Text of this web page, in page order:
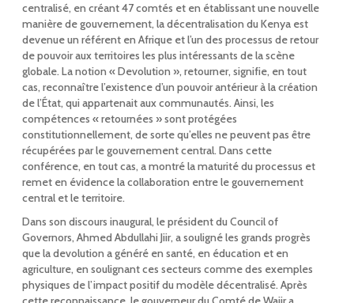
centralisé, en créant 47 comtés et en établissant une nouvelle
manière de gouvernement, la décentralisation du Kenya est
devenue un référent en Afrique et l’un des processus de retour
de pouvoir aux territoires les plus intéressants de la scène
globale. La notion « Devolution », retourner, signifie, en tout
cas, reconnaître l’existence d’un pouvoir antérieur à la création
de l’État, qui appartenait aux communautés. Ainsi, les
compétences « retournées » sont protégées
constitutionnellement, de sorte qu’elles ne peuvent pas être
récupérées par le gouvernement central. Dans cette
conférence, en tout cas, a montré la maturité du processus et
remet en évidence la collaboration entre le gouvernement
central et le territoire.
Dans son discours inaugural, le président du Council of
Governors, Ahmed Abdullahi Jiir, a souligné les grands progrès
que la devolution a généré en santé, en éducation et en
agriculture, en soulignant ces secteurs comme des exemples
physiques de l’impact positif du modèle décentralisé. Après